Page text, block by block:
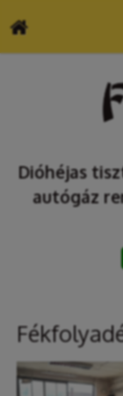
Dióhéjas
autógáz